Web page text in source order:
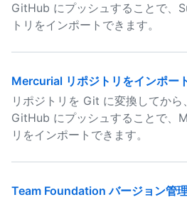
GitHub にプッシュすることで、
トリをインポートできます。
Mercurial リポジトリをインポー
リポジトリを Git に変換してか
GitHub にプッシュすることで、
リをインポートできます。
Team Foundation バージョン管